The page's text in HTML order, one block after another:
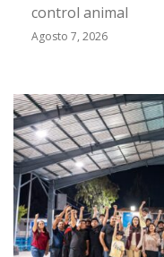
control animal
Agosto 7, 2026